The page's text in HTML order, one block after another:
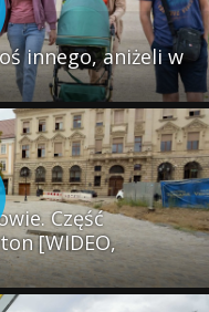
innego, aniżeli w
Część
[WIDEO,